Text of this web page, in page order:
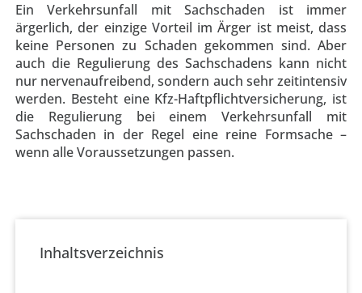
Ein Verkehrsunfall mit Sachschaden ist immer
ärgerlich, der einzige Vorteil im Ärger ist meist, dass
keine Personen zu Schaden gekommen sind. Aber
auch die Regulierung des Sachschadens kann nicht
nur nervenaufreibend, sondern auch sehr zeitintensiv
werden. Besteht eine Kfz-Haftpflichtversicherung, ist
die Regulierung bei einem Verkehrsunfall mit
Sachschaden in der Regel eine reine Formsache –
wenn alle Voraussetzungen passen.
Inhaltsverzeichnis